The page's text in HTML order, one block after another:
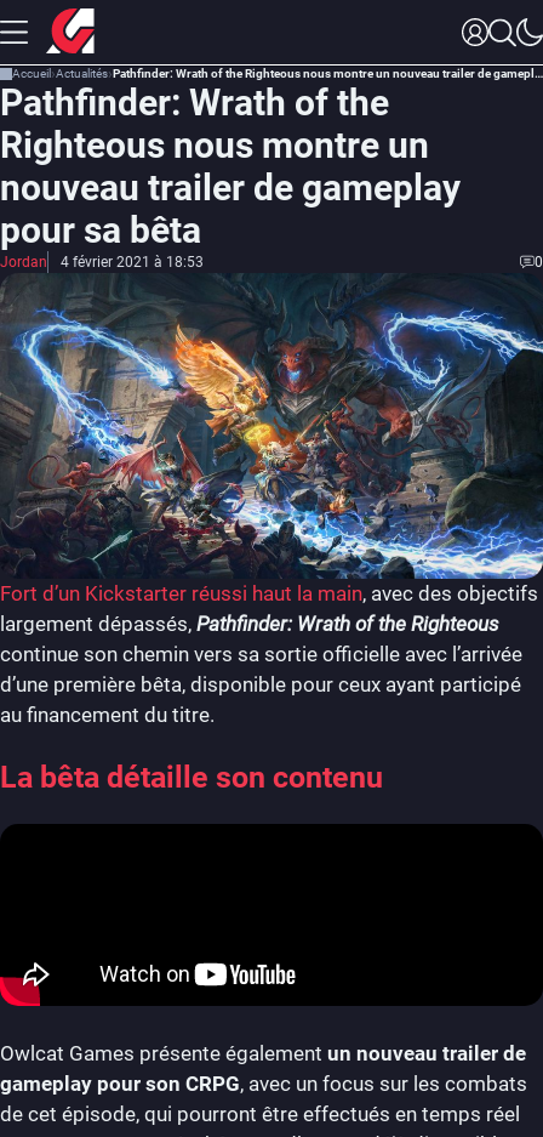
Accueil Actualités Pathfinder: Wrath of the Righteous nous montre un nouveau trailer de gameplay pour sa bêta
Pathfinder: Wrath of the
Righteous nous montre un
nouveau trailer de gameplay
pour sa bêta
Jordan 4 février 2021 à 18:53 0
Fort d’un Kickstarter réussi haut la main, avec des objectifs
largement dépassés, Pathfinder: Wrath of the Righteous
continue son chemin vers sa sortie officielle avec l’arrivée
d’une première bêta, disponible pour ceux ayant participé
au financement du titre.
La bêta détaille son contenu
Owlcat Games présente également un nouveau trailer de
gameplay pour son CRPG, avec un focus sur les combats
de cet épisode, qui pourront être effectués en temps réel